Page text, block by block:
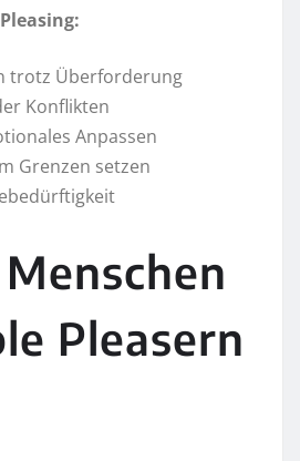
trotz Überforderung
Konflikten
Anpassen
Grenzen setzen
Pleasern